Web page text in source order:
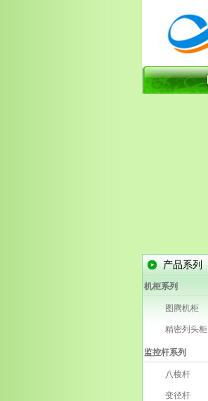
产品系列
机柜系列
图腾机柜
精密列头柜
监控杆系列
八棱杆
变径杆